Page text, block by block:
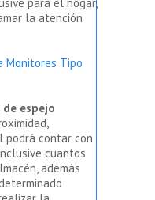
la atención
Monitores Tipo
espejo
podrá contar con
cuantos
además